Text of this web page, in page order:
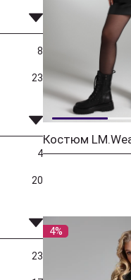
8
23
4
20
23
4%